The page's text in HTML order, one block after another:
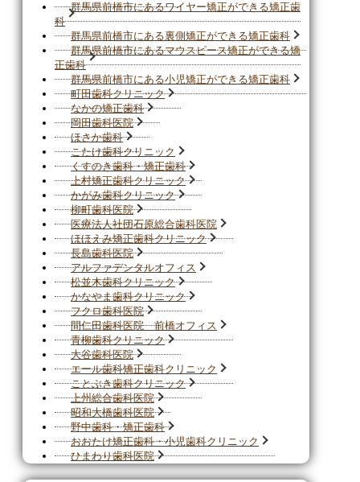
群馬県前橋市にあるワイヤー矯正ができる矯正歯
科
群馬県前橋市にある裏側矯正ができる矯正歯科
群馬県前橋市にあるマウスピース矯正ができる矯
正歯科
群馬県前橋市にある小児矯正ができる矯正歯科
町田歯科クリニック
なかの矯正歯科
岡田歯科医院
ほさか歯科
こたけ歯科クリニック
くすのき歯科・矯正歯科
上村矯正歯科クリニック
かがみ歯科クリニック
柳町歯科医院
医療法人社団石原総合歯科医院
ほほえみ矯正歯科クリニック
長島歯科医院
アルファデンタルオフィス
松並木歯科クリニック
かなやま歯科クリニック
フクロ歯科医院
間仁田歯科医院 前橋オフィス
青柳歯科クリニック
大谷歯科医院
エール歯科矯正歯科クリニック
ことぶき歯科クリニック
上州総合歯科医院
昭和大橋歯科医院
野中歯科・矯正歯科
おおたけ矯正歯科・小児歯科クリニック
ひまわり歯科医院